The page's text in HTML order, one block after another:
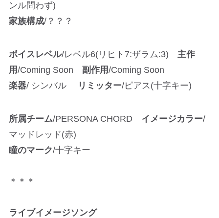
ンル問わず)
家族構成/？？？
ボイスレベル/レベル6(リヒト7:ザラム:3) 主作
用/Coming Soon 副作用/Coming Soon
楽器/ シンバル リミッター/ピアス(十字キー)
所属チーム/PERSONA CHORD イメージカラー/
マッドレッド(赤)
瞳のマーク/十字キー
＊＊＊
ライブイメージソング